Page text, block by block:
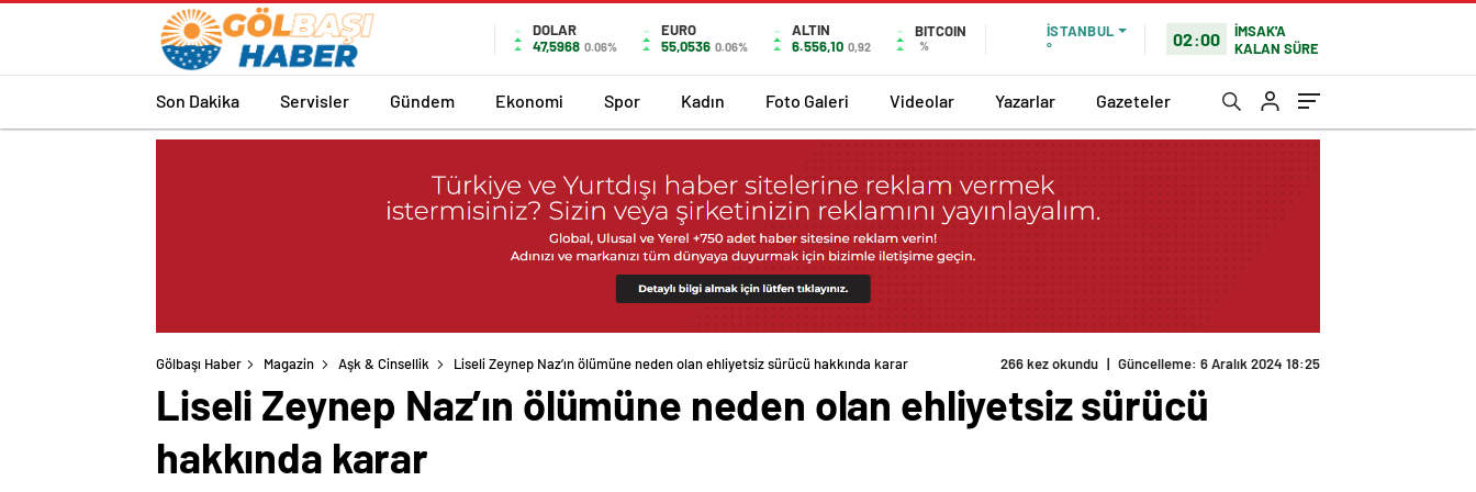
DOLAR
47,5968 0.06%
EURO
55,0536 0.06%
ALTIN
6.556,10 0,92
BITCOIN
%
İSTANBUL
°
02:00
İMSAK'A
KALAN SÜRE
Son Dakika Servisler Gündem Ekonomi Spor Kadın Foto Galeri Videolar Yazarlar Gazeteler
Gölbaşı Haber Magazin Aşk & Cinsellik Liseli Zeynep Naz’ın ölümüne neden olan ehliyetsiz sürücü hakkında karar 266 kez okundu | Güncelleme: 6 Aralık 2024 18:25
Liseli Zeynep Naz’ın ölümüne neden olan ehliyetsiz sürücü
hakkında karar